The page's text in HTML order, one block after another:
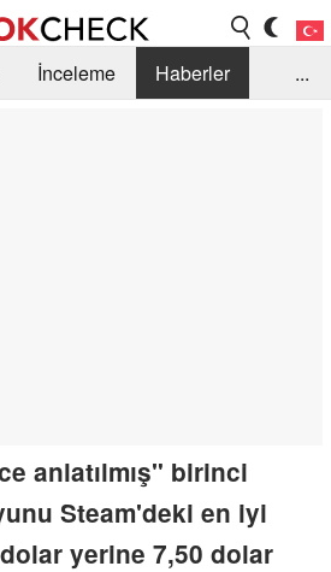
İnceleme
Haberler
...
anlatılmış" birinci
Steam'deki en iyi
yerine 7,50 dolar